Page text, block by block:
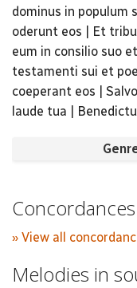
dominus in
oderunt eos | Et
eum in consilio suo
testamenti sui et
coeperant eos |
laude tua |
» View all
Melodies in